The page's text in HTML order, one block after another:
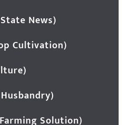
News)
Cultivation)
Solution)